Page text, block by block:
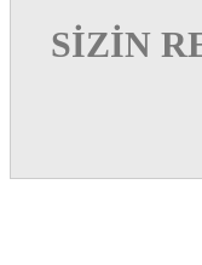
SİZİN